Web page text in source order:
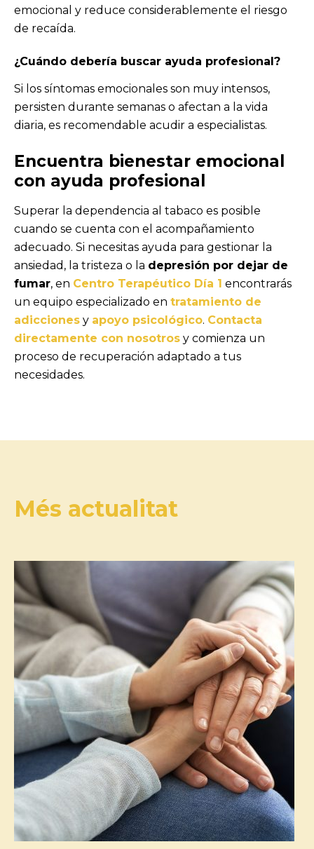
emocional y reduce considerablemente el riesgo
de recaída.
¿Cuándo debería buscar ayuda profesional?
Si los síntomas emocionales son muy intensos,
persisten durante semanas o afectan a la vida
diaria, es recomendable acudir a especialistas.
Encuentra bienestar emocional
con ayuda profesional
Superar la dependencia al tabaco es posible
cuando se cuenta con el acompañamiento
adecuado. Si necesitas ayuda para gestionar la
ansiedad, la tristeza o la depresión por dejar de
fumar, en Centro Terapéutico Día 1 encontrarás
un equipo especializado en tratamiento de
adicciones y apoyo psicológico. Contacta
directamente con nosotros y comienza un
proceso de recuperación adaptado a tus
necesidades.
Més actualitat